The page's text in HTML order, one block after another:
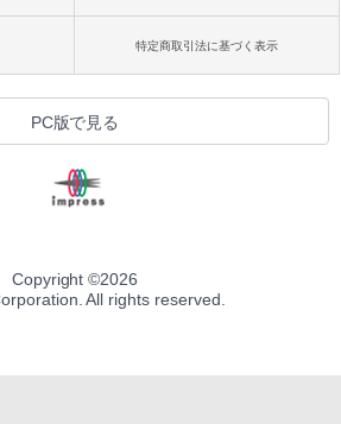
特定商取引法に基づく表示
PC版で見る
Copyright ©2026
All rights reserved.